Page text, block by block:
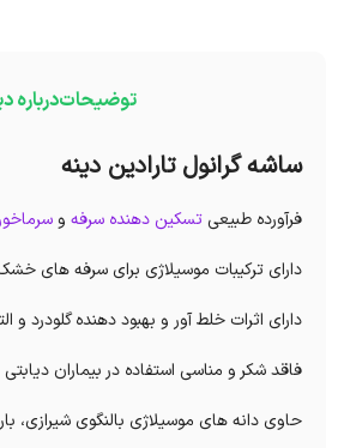
توضیحاتدرباره
ساشه گرانول تارادین دینه
فرآورده طبیعی تسکین دهنده سرفه و
دارای ترکیبات موسیلاژی برای سرفه های
دارای اثرات خلط آور و بهبود دهنده گلودرد و
فاقد شکر و مناسی استفاده در بیماران دیابتی
حاوی دانه های موسیلاژی بالنگوی شیرازی،